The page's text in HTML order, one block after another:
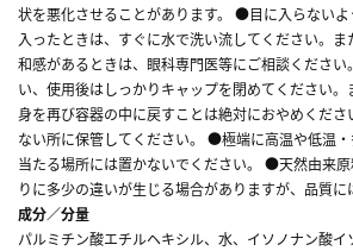
状を悪化させることがあります。 ●目に入らない
入ったときは、すぐに水で洗い流してください。
和感があるときは、眼科専門医等にご相談くださ
い、使用後はしっかりキャップを閉めてください
身を再び容器の中に戻すことは絶対におやめくだ
ない所に保管してください。 ●極端に高温や低温
当たる場所には置かないでください。 ●天然由来
りに多少の違いが生じる場合がありますが、品質に
成分／分量
パルミチン酸エチルヘキシル、水、イソノナン酸イ